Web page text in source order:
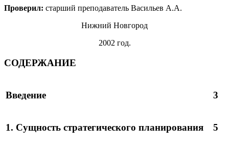
Проверил: старший преподаватель Васильев А.А.
Нижний Новгород
2002 год.
СОДЕРЖАНИЕ
Введение 3
1. Сущность стратегического планирования 5